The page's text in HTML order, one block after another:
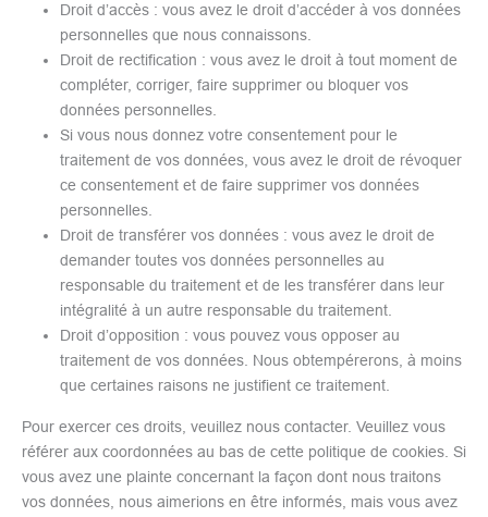
Droit d’accès : vous avez le droit d’accéder à vos données
personnelles que nous connaissons.
Droit de rectification : vous avez le droit à tout moment de
compléter, corriger, faire supprimer ou bloquer vos
données personnelles.
Si vous nous donnez votre consentement pour le
traitement de vos données, vous avez le droit de révoquer
ce consentement et de faire supprimer vos données
personnelles.
Droit de transférer vos données : vous avez le droit de
demander toutes vos données personnelles au
responsable du traitement et de les transférer dans leur
intégralité à un autre responsable du traitement.
Droit d’opposition : vous pouvez vous opposer au
traitement de vos données. Nous obtempérerons, à moins
que certaines raisons ne justifient ce traitement.
Pour exercer ces droits, veuillez nous contacter. Veuillez vous
référer aux coordonnées au bas de cette politique de cookies. Si
vous avez une plainte concernant la façon dont nous traitons
vos données, nous aimerions en être informés, mais vous avez